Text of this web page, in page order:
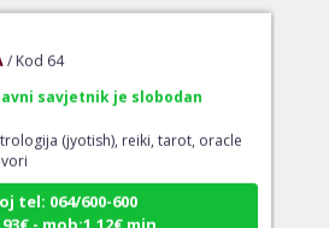
/ Kod 64
savjetnik je slobodan
(jyotish), reiki, tarot, oracle
tel: 064/600-600
- mob:1,12€ min